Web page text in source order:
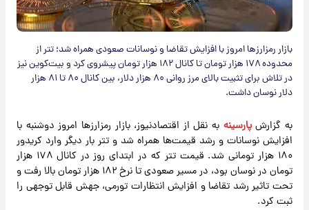
بازار رمزارزها امروز با افزایش تقاضا و نوسانات صعودی همراه شد؛ تتر از
محدوده ۱۷۸ هزار تومان تا کانال ۱۸۲ هزار تومان پیشروی کرد و بیت‌کوین نیز
در تلاش برای تثبیت بالای مرز روانی ۸۰ هزار دلار، بین کانال ۸۰ تا ۸۱ هزار
دلار نوسان داشت.
به گزارش پارسینه به نقل از اقتصادنیوز، بازار رمزارزها امروز دوشنبه با
افزایش نوسانات و رشد قیمت‌ها همراه شد و تتر بار دیگر وارد کریدور
۱۸۰ هزار تومانی شد. قیمت تتر که در ابتدای روز در کانال ۱۷۸ هزار
تومان در نوسان بود، در مسیر صعودی تا نرخ ۱۸۲ هزار تومان بالا رفت و
تحت تاثیر رشد تقاضا و افزایش انتظارات تورمی، جهش قابل توجهی را
ثبت کرد.